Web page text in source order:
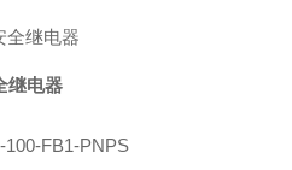
继电器
100-FB1-PNPS